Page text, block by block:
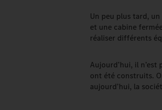
Un peu plus tard,
et une cabine
réaliser différents
Aujourd’hui, il
ont été construits.
aujourd’hui, la